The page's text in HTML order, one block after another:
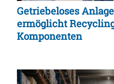
Getriebeloses
ermöglicht
Komponenten